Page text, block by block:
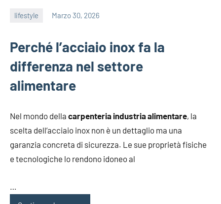
lifestyle Marzo 30, 2026
Perché l’acciaio inox fa la
differenza nel settore
alimentare
Nel mondo della carpenteria industria alimentare, la
scelta dell’acciaio inox non è un dettaglio ma una
garanzia concreta di sicurezza. Le sue proprietà fisiche
e tecnologiche lo rendono idoneo al
…